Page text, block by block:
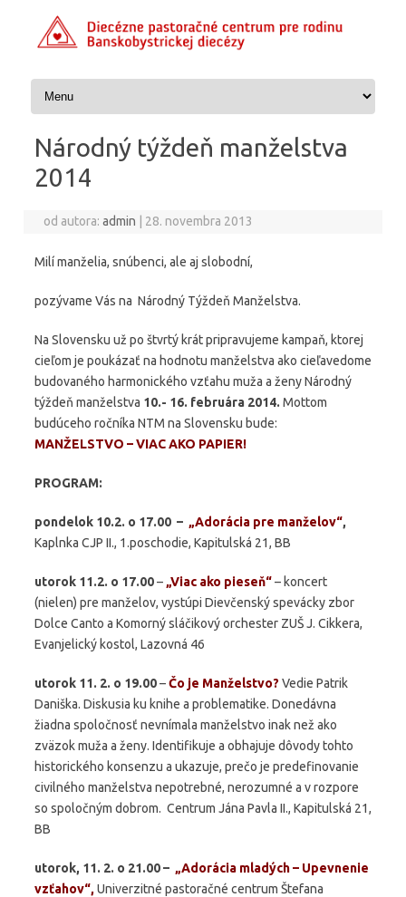
Preskočiť na obsah
Národný týždeň manželstva
2014
od autora:admin 28. novembra 2013
Milí manželia, snúbenci, ale aj slobodní,
pozývame Vás na Národný Týždeň Manželstva.
Na Slovensku už po štvrtý krát pripravujeme kampaň, ktorej
cieľom je poukázať na hodnotu manželstva ako cieľavedome
budovaného harmonického vzťahu muža a ženy Národný
týždeň manželstva 10.- 16. februára 2014. Mottom
budúceho ročníka NTM na Slovensku bude:
MANŽELSTVO – VIAC AKO PAPIER!
PROGRAM:
pondelok 10.2. o 17.00 – „Adorácia pre manželov“,
Kaplnka CJP II., 1.poschodie, Kapitulská 21, BB
utorok 11.2. o 17.00– „Viac ako pieseň“– koncert
(nielen) pre manželov, vystúpi Dievčenský spevácky zbor
Dolce Canto a Komorný sláčikový orchester ZUŠ J. Cikkera,
Evanjelický kostol, Lazovná 46
utorok 11. 2. o 19.00–Čo je Manželstvo? Vedie Patrik
Daniška. Diskusia ku knihe a problematike. Donedávna
žiadna spoločnosť nevnímala manželstvo inak než ako
zväzok muža a ženy. Identifikuje a obhajuje dôvody tohto
historického konsenzu a ukazuje, prečo je predefinovanie
civilného manželstva nepotrebné, nerozumné a v rozpore
so spoločným dobrom. Centrum Jána Pavla II., Kapitulská 21,
BB
utorok, 11. 2. o 21.00 – „Adorácia mladých – Upevnenie
vzťahov“,Univerzitné pastoračné centrum Štefana